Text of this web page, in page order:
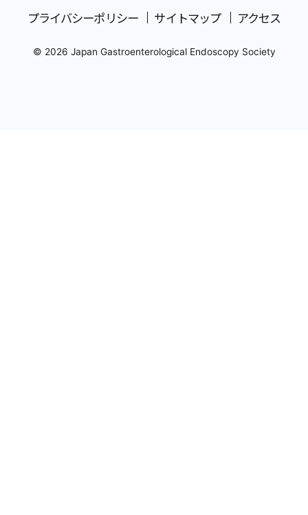
プライバシーポリシー サイトマップ アクセス
© 2026 Japan Gastroenterological Endoscopy Society